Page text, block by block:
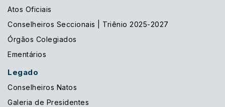
Atos Oficiais
Conselheiros Seccionais | Triênio 2025-2027
Órgãos Colegiados
Ementários
Legado
Conselheiros Natos
Galeria de Presidentes